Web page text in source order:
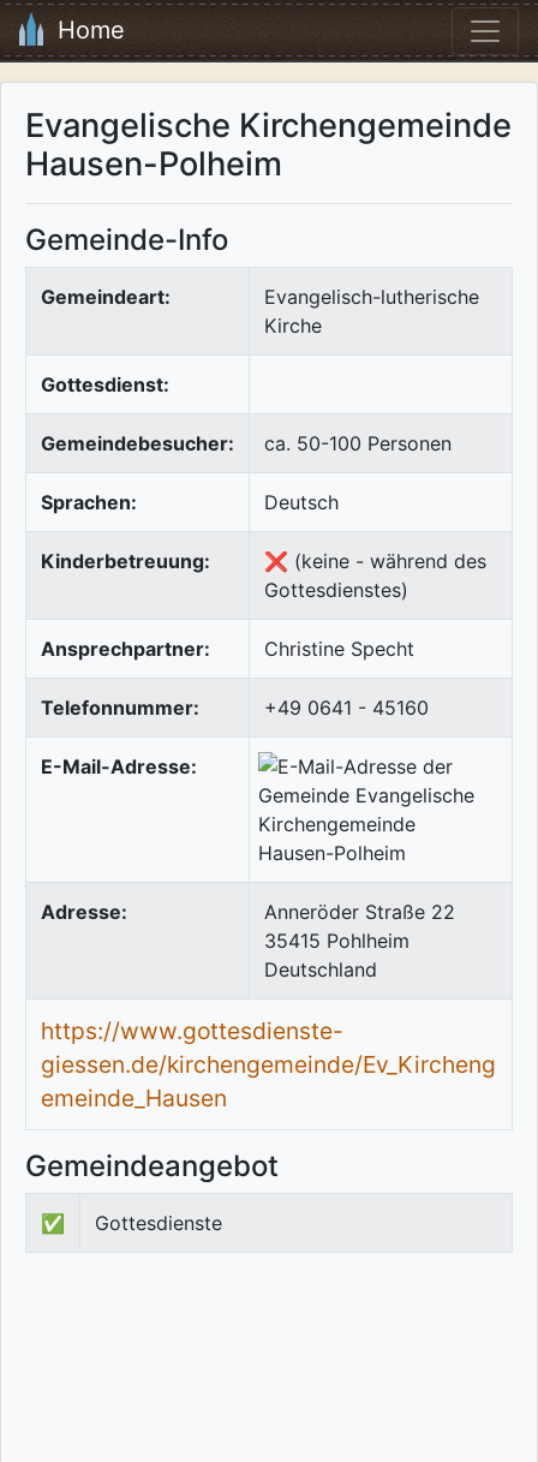
Home
Evangelische Kirchengemeinde
Hausen-Polheim
Gemeinde-Info
Gemeindeart:
Evangelisch-lutherische
Kirche
Gottesdienst:
Gemeindebesucher: ca. 50-100 Personen
Sprachen: Deutsch
Kinderbetreuung:
❌ (keine - während des
Gottesdienstes)
Ansprechpartner: Christine Specht
Telefonnummer: +49 0641 - 45160
E-Mail-Adresse:
Adresse:
Anneröder Straße 22
35415 Pohlheim
Deutschland
https://www.gottesdienste-
giessen.de/kirchengemeinde/Ev_Kircheng
emeinde_Hausen
Gemeindeangebot
✅ Gottesdienste